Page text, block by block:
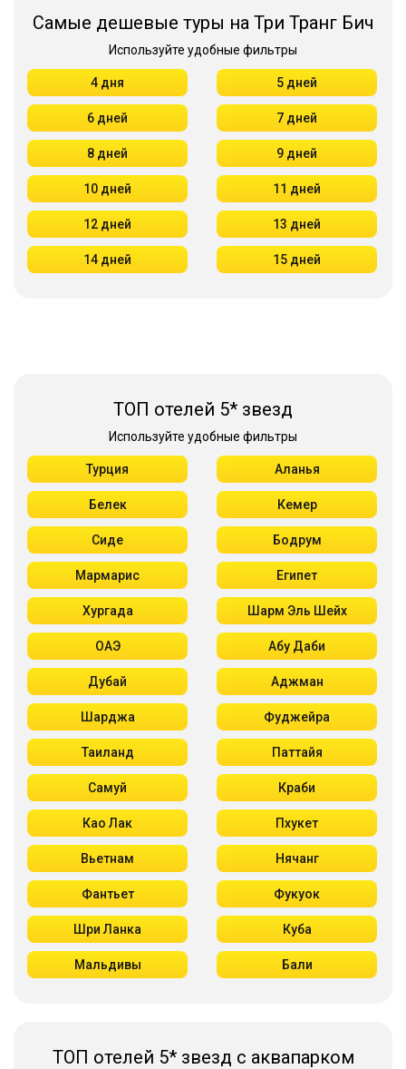
Самые дешевые туры на Три Транг Бич
Используйте удобные фильтры
4 дня 5 дней
6 дней 7 дней
8 дней 9 дней
10 дней 11 дней
12 дней 13 дней
14 дней 15 дней
ТОП отелей 5* звезд
Используйте удобные фильтры
Турция Аланья
Белек Кемер
Сиде Бодрум
Мармарис Египет
Хургада Шарм Эль Шейх
ОАЭ Абу Даби
Дубай Аджман
Шарджа Фуджейра
Таиланд Паттайя
Самуй Краби
Као Лак Пхукет
Вьетнам Нячанг
Фантьет Фукуок
Шри Ланка Куба
Мальдивы Бали
ТОП отелей 5* звезд с аквапарком